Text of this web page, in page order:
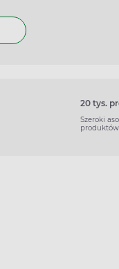
20 tys.
Szeroki
produktów